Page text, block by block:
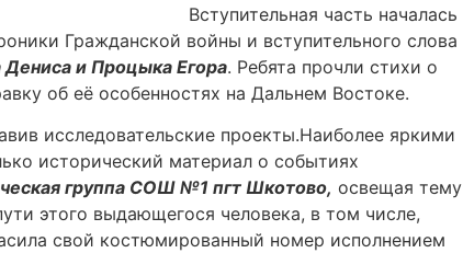
ШМР. Вступительная часть началась
Гражданской войны и вступительного слова
и Процыка Егора. Ребята прочли стихи о
об её особенностях на Дальнем Востоке.
исследовательские проекты.Наиболее яркими
исторический материал о событиях
группа СОШ №1 пгт Шкотово, освещая тему
этого выдающегося человека, в том числе,
свой костюмированный номер исполнением